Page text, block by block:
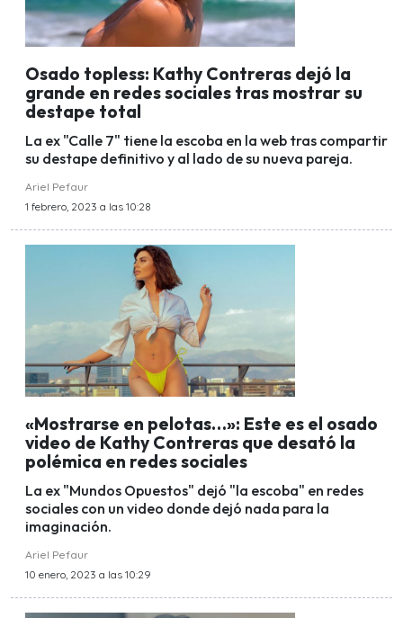
Osado topless: Kathy Contreras dejó la
grande en redes sociales tras mostrar su
destape total
La ex "Calle 7" tiene la escoba en la web tras compartir
su destape definitivo y al lado de su nueva pareja.
Ariel Pefaur
1 febrero, 2023 a las 10:28
«Mostrarse en pelotas…»: Este es el osado
video de Kathy Contreras que desató la
polémica en redes sociales
La ex "Mundos Opuestos" dejó "la escoba" en redes
sociales con un video donde dejó nada para la
imaginación.
Ariel Pefaur
10 enero, 2023 a las 10:29